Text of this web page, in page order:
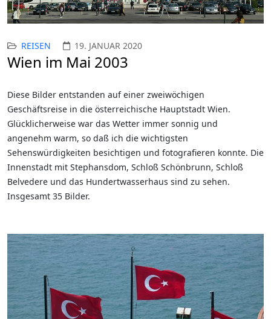
REISEN 19. JANUAR 2020
Wien im Mai 2003
Diese Bilder entstanden auf einer zweiwöchigen
Geschäftsreise in die österreichische Hauptstadt Wien.
Glücklicherweise war das Wetter immer sonnig und
angenehm warm, so daß ich die wichtigsten
Sehenswürdigkeiten besichtigen und fotografieren konnte. Die
Innenstadt mit Stephansdom, Schloß Schönbrunn, Schloß
Belvedere und das Hundertwasserhaus sind zu sehen.
Insgesamt 35 Bilder.